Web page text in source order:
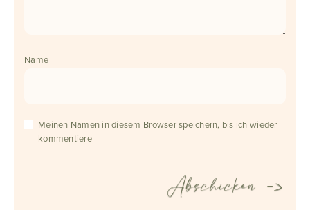
Name
Meinen Namen in diesem Browser speichern, bis ich wieder
kommentiere